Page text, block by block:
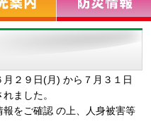
２９日(月) から７月３１日
ました。
をご確認 の上、人身被害等